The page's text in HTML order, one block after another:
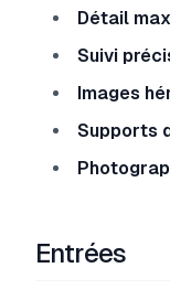
Détail
Suivi
Images
Supports
Entrées